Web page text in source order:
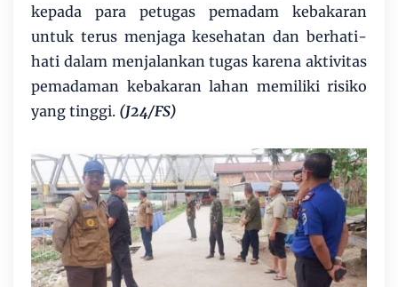
kepada para petugas pemadam kebakaran
untuk terus menjaga kesehatan dan berhati-
hati dalam menjalankan tugas karena aktivitas
pemadaman kebakaran lahan memiliki risiko
yang tinggi. (J24/FS)